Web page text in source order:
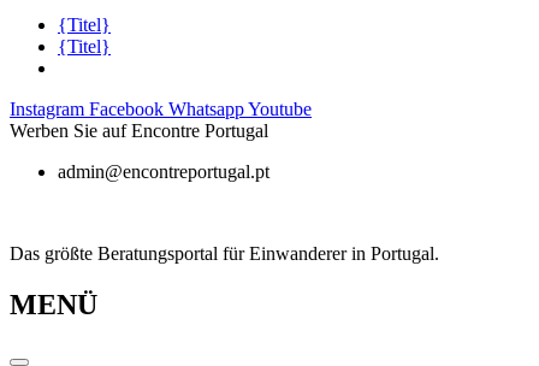
{Titel}
{Titel}
Zum
Inhalt
Instagram Facebook WhatsappYoutube
Werben Sie auf Encontre Portugal
admin@encontreportugal.pt
Das größte Beratungsportal für Einwanderer in Portugal.
MENÜ